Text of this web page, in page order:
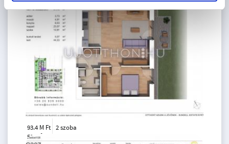
93.4 M Ft
51 m2
2 szoba